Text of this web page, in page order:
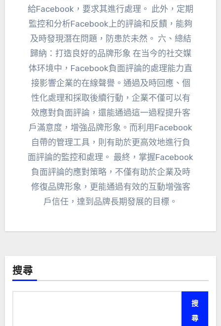
給Facebook，要求其進行處理。 此外，定期
監控和分析Facebook上的評論和反饋，能夠
及時發現潛在問題，防患於未然。 六、總結
歸納： 打造良好的品牌形象 在当今的社交媒
体环境中 ，Facebook負面評論的處理能力直
接影響企業的在線聲譽。通過及時回應、個
性化處理和採取後續行動，企業不僅可以有
效應對負面評論，還能通過這一過程提升客
戶滿意度，增強品牌形象。而利用Facebook
自帶的管理工具，則有助於更高效地進行負
面評論的監控和處理。 最終，掌握Facebook
負面評論的應對策略，不僅有助於企業及時
修復品牌形象，更能通過有效的互動增強客
戶信任，達到品牌長期發展的目標。
搜尋
搜
尋